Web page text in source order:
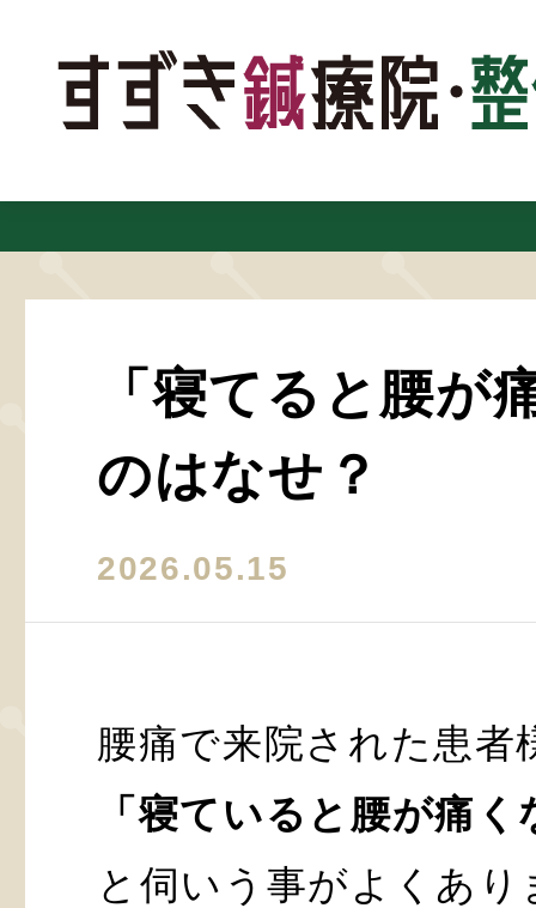
「寝てると腰が
のはなせ？
2026.05.15
腰痛で来院された患者
「寝ていると腰が痛く
と伺いう事がよくあり